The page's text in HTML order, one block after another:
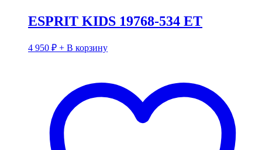
ESPRIT KIDS 19768-534 ET
4 950 ₽ + В корзину